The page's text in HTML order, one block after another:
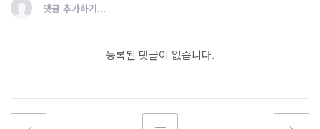
댓글 추가하기...
등록된 댓글이 없습니다.